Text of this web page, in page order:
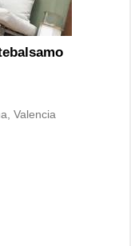
Valencia